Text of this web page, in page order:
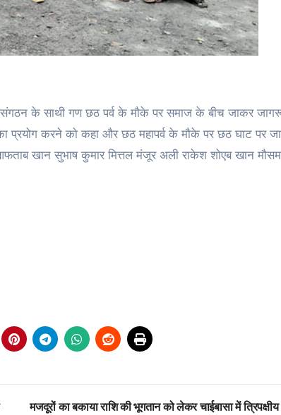
के साथी गण छठ पर्व के मौके पर समाज के बीच जाकर
करने को कहा और छठ महापर्व के मौके पर छठ घाट पर
खान सुभाष कुमार मित्तल मंजूर अली राकेश शोएब खान
मजदूरों का बकाया राशि की भूगतान को लेकर चाईबासा में